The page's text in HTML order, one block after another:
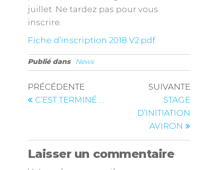
juillet. Ne tardez pas pour vous
inscrire.
Fiche d’inscription 2018 V2.pdf
Publié dans News
PRÉCÉDENTE
C’EST TERMINÉ …
SUIVANTE
STAGE
D’INITIATION
AVIRON
Laisser un commentaire